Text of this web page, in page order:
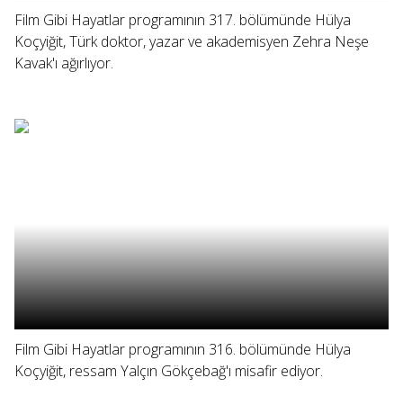
Film Gibi Hayatlar programının 317. bölümünde Hülya
Koçyiğit, Türk doktor, yazar ve akademisyen Zehra Neşe
Kavak'ı ağırlıyor.
Film Gibi Hayatlar programının 316. bölümünde Hülya
Koçyiğit, ressam Yalçın Gökçebağ'ı misafir ediyor.